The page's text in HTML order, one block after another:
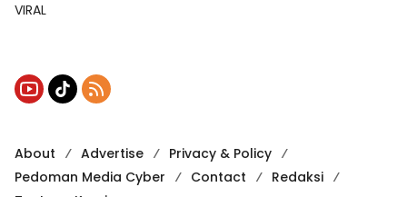
VIRAL
About Advertise
Privacy & Policy
Pedoman Media Cyber
Contact
Redaksi